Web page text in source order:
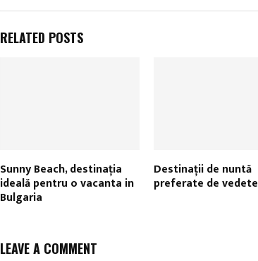
RELATED POSTS
Sunny Beach, destinația
ideală pentru o vacanta in
Bulgaria
Destinații de nuntă
preferate de vedete
LEAVE A COMMENT